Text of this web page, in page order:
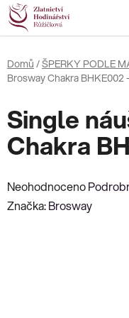
Přejít
na
obsah
Domů /ŠPERKY PODLE
Brosway Chakra BHKE002
Single
Chakra
Průměrné
hodnocení
Neohodnoceno
Značka:Brosway